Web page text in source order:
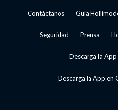
Contáctanos Guía
Seguridad Prensa
Descarga la
Descarga la App en